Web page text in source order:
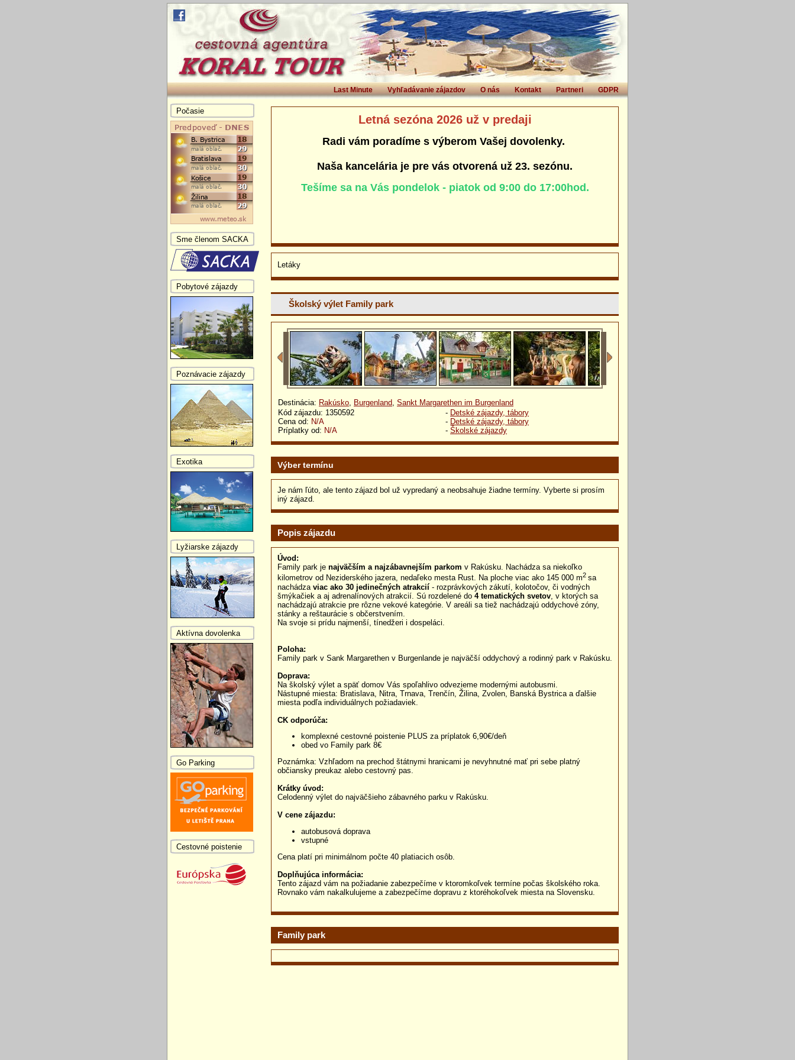
GDPR
Partneri
Kontakt
O nás
Vyhľadávanie zájazdov
Last Minute
Letná sezóna 2026 už v predaji
Radi vám poradíme s výberom Vašej dovolenky.
Naša kancelária je pre vás otvorená už 23. sezónu.
Tešíme sa na Vás pondelok - piatok od 9:00 do 17:00hod.
Letáky
Školský výlet Family park
Destinácia: Rakúsko, Burgenland, Sankt Margarethen im Burgenland
Kód zájazdu: 1350592
Cena od: N/A
Príplatky od: N/A
- Detské zájazdy, tábory
- Detské zájazdy, tábory
- Školské zájazdy
Výber termínu
Je nám ľúto, ale tento zájazd bol už vypredaný a neobsahuje žiadne termíny. Vyberte si prosím
iný zájazd.
Popis zájazdu
Úvod:
Family park je najväčším a najzábavnejším parkom v Rakúsku. Nachádza sa niekoľko
kilometrov od Neziderského jazera, nedaľeko mesta Rust. Na ploche viac ako 145 000 m2 sa
nachádza viac ako 30 jedinečných atrakcií - rozprávkových zákutí, kolotočov, či vodných
šmýkačiek a aj adrenalínových atrakcií. Sú rozdelené do 4 tematických svetov , v ktorých sa
nachádzajú atrakcie pre rôzne vekové kategórie. V areáli sa tiež nachádzajú oddychové zóny,
stánky a reštaurácie s občerstvením.
Na svoje si prídu najmenší, tínedžeri i dospeláci.
Poloha:
Family park v Sank Margarethen v Burgenlande je najväčší oddychový a rodinný park v Rakúsku.
Doprava:
Na školský výlet a späť domov Vás spoľahlivo odvezieme modernými autobusmi.
Nástupné miesta: Bratislava, Nitra, Trnava, Trenčín, Žilina, Zvolen, Banská Bystrica a ďalšie
miesta podľa individuálnych požiadaviek.
CK odporúča:
komplexné cestovné poistenie PLUS za príplatok 6,90€/deň
obed vo Family park 8€
Poznámka: Vzhľadom na prechod štátnymi hranicami je nevyhnutné mať pri sebe platný
občiansky preukaz alebo cestovný pas.
Krátky úvod:
Celodenný výlet do najväčšieho zábavného parku v Rakúsku.
V cene zájazdu:
autobusová doprava
vstupné
Cena platí pri minimálnom počte 40 platiacich osôb.
Doplňujúca informácia:
Tento zájazd vám na požiadanie zabezpečíme v ktoromkoľvek termíne počas školského roka.
Rovnako vám nakalkulujeme a zabezpečíme dopravu z ktoréhokoľvek miesta na Slovensku.
Family park
Počasie
Sme členom SACKA
Pobytové zájazdy
Poznávacie zájazdy
Exotika
Lyžiarske zájazdy
Aktívna dovolenka
Go Parking
Cestovné poistenie